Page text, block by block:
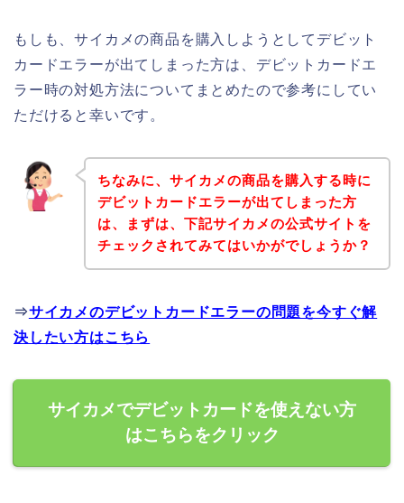
もしも、サイカメの商品を購入しようとしてデビット
カードエラーが出てしまった方は、デビットカードエ
ラー時の対処方法についてまとめたので参考にしてい
ただけると幸いです。
ちなみに、サイカメの商品を購入する時に
デビットカードエラーが出てしまった方
は、まずは、下記サイカメの公式サイトを
チェックされてみてはいかがでしょうか？
⇒サイカメのデビットカードエラーの問題を今すぐ解
決したい方はこちら
サイカメでデビットカードを使えない方
はこちらをクリック